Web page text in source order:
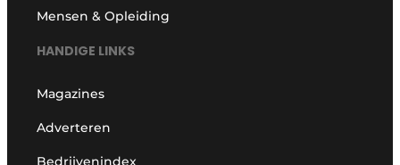
Mensen & Opleiding
HANDIGE LINKS
Magazines
Adverteren
Bedrijvenindex